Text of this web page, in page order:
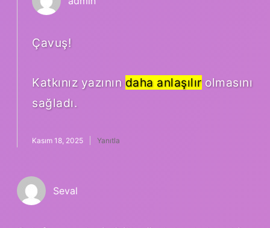
Çavuş!
Katkınız yazının daha anlaşılır olmasını
sağladı.
Kasım 18, 2025 Yanıtla
Seval